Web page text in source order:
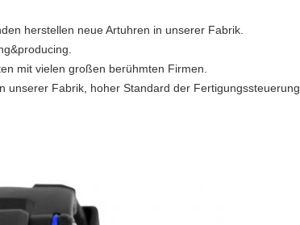
herstellen neue Artuhren in unserer Fabrik.
mit vielen großen berühmten Firmen.
unserer Fabrik, hoher Standard der Fertigungssteuerung